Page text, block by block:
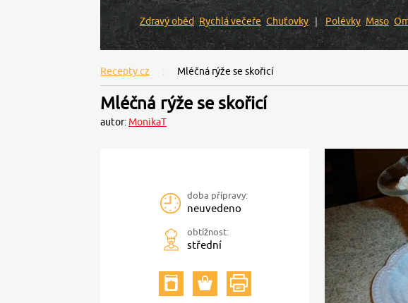
Zdravý oběd Rychlá večeře Chuťovky Polévky Maso
Recepty.cz Mléčná rýže se skořicí
Mléčná rýže se skořicí
autor: MonikaT
doba přípravy:
neuvedeno
obtížnost:
střední